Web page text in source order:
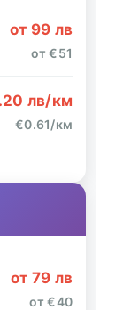
от 99 лв
от €51
лв/км
€0.61/км
от 79 лв
от €40